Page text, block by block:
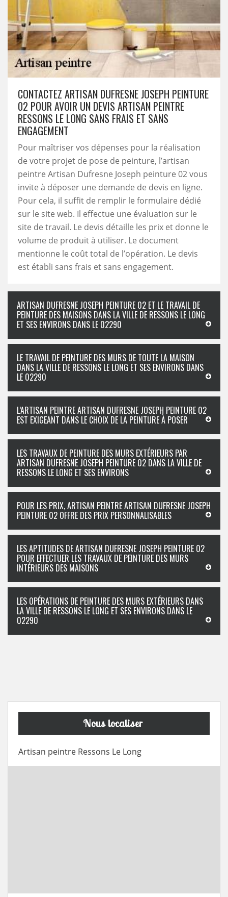
CONTACTEZ ARTISAN DUFRESNE JOSEPH PEINTURE
02 POUR AVOIR UN DEVIS ARTISAN PEINTRE
RESSONS LE LONG SANS FRAIS ET SANS
ENGAGEMENT
Pour maîtriser vos dépenses pour la réalisation
de votre projet de pose de peinture, l’artisan
peintre Artisan Dufresne Joseph peinture 02 vous
invite à déposer une demande de devis en ligne.
Pour cela, il suffit de remplir le formulaire dédié
sur le site web. Il effectue une évaluation sur le
site de travail. Le devis détaille les prix et donne le
volume de produit à utiliser. Le document
mentionne le coût total de l’opération. Le devis
est établi sans frais et sans engagement.
ARTISAN DUFRESNE JOSEPH PEINTURE 02 ET LE TRAVAIL DE
PEINTURE DES MAISONS DANS LA VILLE DE RESSONS LE LONG
ET SES ENVIRONS DANS LE 02290
LE TRAVAIL DE PEINTURE DES MURS DE TOUTE LA MAISON
DANS LA VILLE DE RESSONS LE LONG ET SES ENVIRONS DANS
LE 02290
L’ARTISAN PEINTRE ARTISAN DUFRESNE JOSEPH PEINTURE 02
EST EXIGEANT DANS LE CHOIX DE LA PEINTURE À POSER
LES TRAVAUX DE PEINTURE DES MURS EXTÉRIEURS PAR
ARTISAN DUFRESNE JOSEPH PEINTURE 02 DANS LA VILLE DE
RESSONS LE LONG ET SES ENVIRONS
POUR LES PRIX, ARTISAN PEINTRE ARTISAN DUFRESNE JOSEPH
PEINTURE 02 OFFRE DES PRIX PERSONNALISABLES
LES APTITUDES DE ARTISAN DUFRESNE JOSEPH PEINTURE 02
POUR EFFECTUER LES TRAVAUX DE PEINTURE DES MURS
INTÉRIEURS DES MAISONS
LES OPÉRATIONS DE PEINTURE DES MURS EXTÉRIEURS DANS
LA VILLE DE RESSONS LE LONG ET SES ENVIRONS DANS LE
02290
Nous localiser
Artisan peintre Ressons Le Long